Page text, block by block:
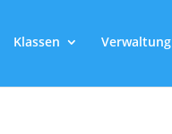
Klassen Verwaltung